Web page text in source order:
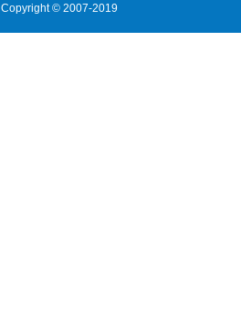
Copyright © 2007-2019